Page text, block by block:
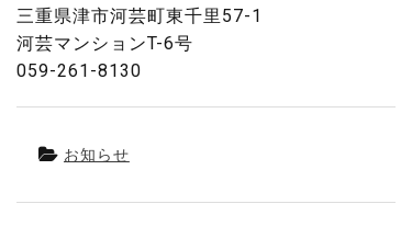
三重県津市河芸町東千里57-1
河芸マンションT-6号
059-261-8130
お知らせ